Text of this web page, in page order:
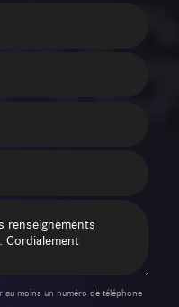
moins un numéro de téléphone